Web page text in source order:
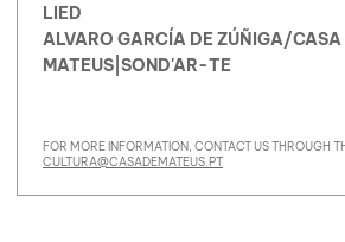
LIED
ALVARO GARCÍA DE ZÚÑIGA/CASA
MATEUS|SOND'AR-TE
FOR MORE INFORMATION, CONTACT US THROUGH
CULTURA@CASADEMATEUS.PT